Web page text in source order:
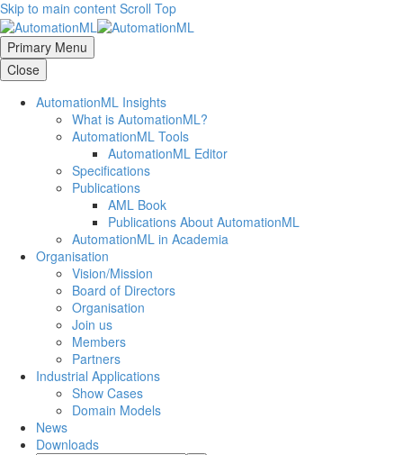
Skip to main content Scroll Top
Primary Menu
Close
AutomationML Insights
What is AutomationML?
AutomationML Tools
AutomationML Editor
Specifications
Publications
AML Book
Publications About AutomationML
AutomationML in Academia
Organisation
Vision/Mission
Board of Directors
Organisation
Join us
Members
Partners
Industrial Applications
Show Cases
Domain Models
News
Downloads